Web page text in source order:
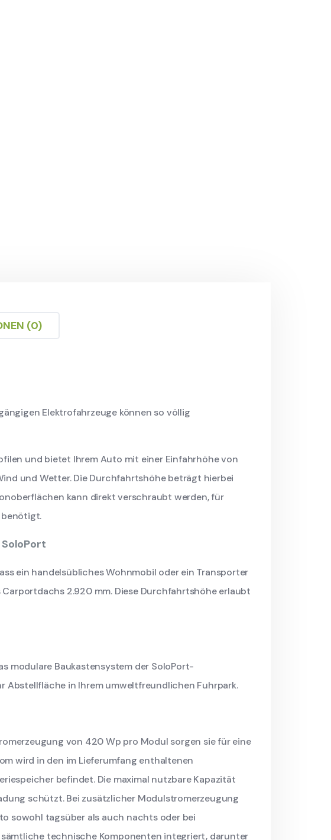
(0)
Elektrofahrzeuge können so völlig
und bietet Ihrem Auto mit einer Einfahrhöhe von
und Wetter. Die Durchfahrtshöhe beträgt hierbei
kann direkt verschraubt werden, für
benötigt.
ein handelsübliches Wohnmobil oder ein Transporter
2.920 mm. Diese Durchfahrtshöhe erlaubt
modulare Baukastensystem der SoloPort-
Abstellfläche in Ihrem umweltfreundlichen Fuhrpark.
von 420 Wp pro Modul sorgen sie für eine
wird in den im Lieferumfang enthaltenen
befindet. Die maximal nutzbare Kapazität
schützt. Bei zusätzlicher Modulstromerzeugung
sowohl tagsüber als auch nachts oder bei
technische Komponenten integriert, darunter